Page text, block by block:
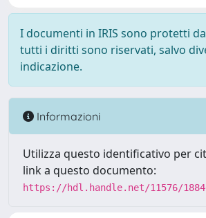
I documenti in IRIS sono protetti
tutti i diritti sono riservati, salvo
indicazione.
Informazioni
Utilizza questo identificativo per
link a questo documento:
https://hdl.handle.net/11576/